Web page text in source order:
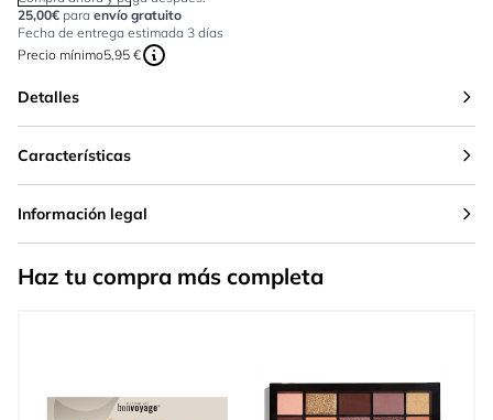
25,00€ para envío gratuito
Fecha de entrega estimada 3 días
Precio mínimo5,95 €
Detalles
Características
Información legal
Haz tu compra más completa